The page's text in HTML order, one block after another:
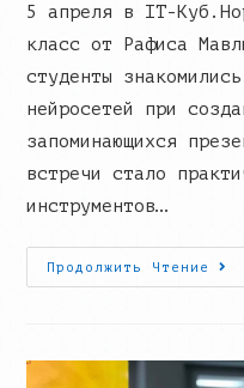
5 апреля в IT-
класс от Рафиса
студенты
нейросетей при
запоминающихся
встречи стало
инструментов…
Продолжить Чтение